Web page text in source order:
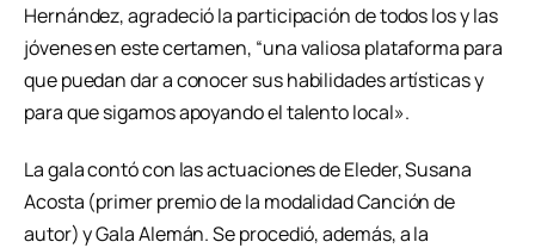
Hernández, agradeció la participación de todos los y las
jóvenes en este certamen, “una valiosa plataforma para
que puedan dar a conocer sus habilidades artísticas y
para que sigamos apoyando el talento local».
La gala contó con las actuaciones de Eleder, Susana
Acosta (primer premio de la modalidad Canción de
autor) y Gala Alemán. Se procedió, además, a la